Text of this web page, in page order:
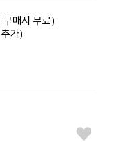
매시 무료)
가)